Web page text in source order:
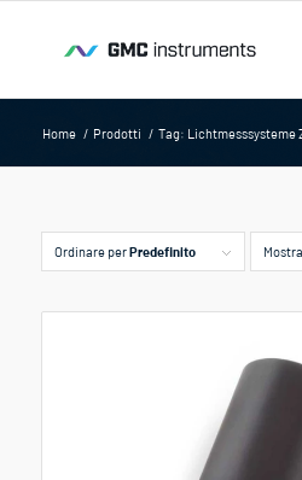
Home / Prodotti / Tag: Lichtmesssysteme
Ordinare perPredefinito